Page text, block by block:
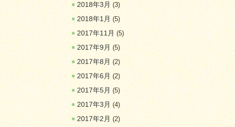
2018年3月(3)
2018年1月(5)
2017年11月(5)
2017年9月(5)
2017年8月(2)
2017年6月(2)
2017年5月(5)
2017年3月(4)
2017年2月(2)